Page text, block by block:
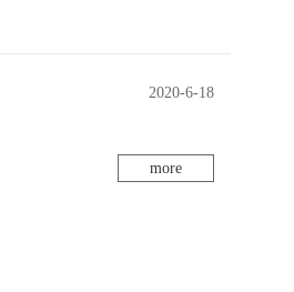
2020-6-18
more